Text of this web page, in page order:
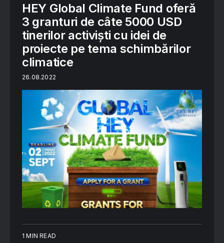
HEY Global Climate Fund oferă
3 granturi de câte 5000 USD
tinerilor activiști cu idei de
proiecte pe tema schimbărilor
climatice
26.08.2022
1 MIN READ